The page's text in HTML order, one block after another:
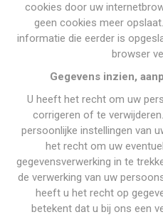
cookies door uw
geen cookies meer
informatie die eerder is
browser
Gegevens inzien,
U heeft het recht om uw
corrigeren of te
persoonlijke instellingen van
het recht om uw
gegevensverwerking in te
de verwerking van uw
heeft u het recht op
betekent dat u bij ons een